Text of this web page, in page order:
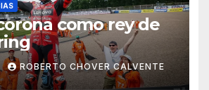
como rey de
ROBERTO CHOVER CALVENTE